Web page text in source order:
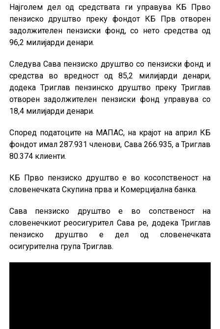
Најголем дел од средствата ги управува КБ Прво
пензиско друштво преку фондот КБ Прв отворен
задолжителен пензиски фонд, со нето средства од
96,2 милијарди денари.
Следува Сава пензиско друштво со пензиски фонд и
средства во вредност од 85,2 милијарди денари,
додека Tриглав пензинско друштво преку Триглав
отворен задолжителен пензиски фонд управува со
18,4 милијарди денари.
Според податоците на МАПАС, на крајот на април КБ
фондот имал 287.931 членови, Сава 266.935, а Триглав
80.374 клиенти.
КБ Прво пензиско друштво е во косопственост на
словенечката Скупина прва и Комерцијална банка.
Сава пензиско друштво е во сопственост на
словенечкиот реосигурител Сава ре, додека Триглав
пензиско друштво е дел од словенечката
осигурителна група Триглав.